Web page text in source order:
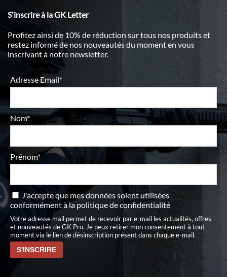
S'inscrire à la GK Letter
Profitez ainsi de 10% de réduction sur tous nos produits et
restez informé de nos nouveautés du moment en vous
inscrivant à notre newsletter.
Adresse Email*
Nom*
Prénom*
J'accepte que mes données soient utilisées
conformément àla politique de confidentialité
Votre adresse mail permet de recevoir par e-mail les actualités, offres
et nouveautés de GK Pro. Je peux retirer mon consentement à tout
moment via le lien de désinscription présent dans chaque e-mail.